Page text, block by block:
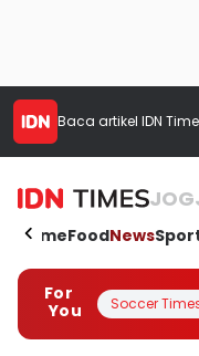
Baca artikel IDN
HomeFoodNews
For
You
Soccer